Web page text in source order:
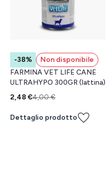
-38%
Non disponibile
FARMINA VET LIFE CANE
ULTRAHYPO 300GR (lattina)
2,48 €4,00 €
Dettaglio prodotto